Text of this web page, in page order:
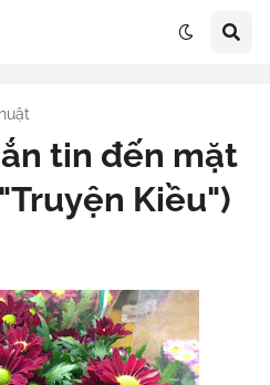
tin đến mặt
Kiều")